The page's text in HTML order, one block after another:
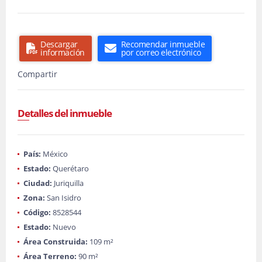
Descargar
información
Recomendar inmueble
por correo electrónico
Compartir
Detalles del inmueble
País: México
Estado: Querétaro
Ciudad: Juriquilla
Zona: San Isidro
Código: 8528544
Estado: Nuevo
Área Construida: 109 m²
Área Terreno: 90 m²